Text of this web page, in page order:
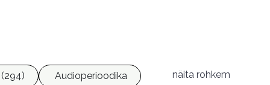
Audioperioodika
näita rohkem